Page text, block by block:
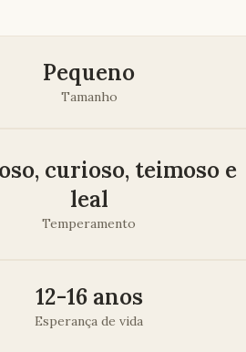
Pequeno
Tamanho
curioso, teimoso e
leal
Temperamento
12-16 anos
Esperança de vida